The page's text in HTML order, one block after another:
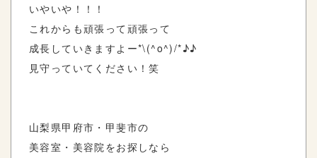
いやいや！！！
これからも頑張って頑張って
成長していきますよー*\(^o^)/*♪♪
見守っていてください！笑
山梨県甲府市・甲斐市の
美容室・美容院をお探しなら